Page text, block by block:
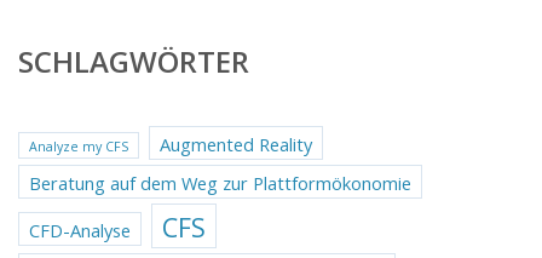
SCHLAGWÖRTER
Analyze my CFS
Augmented Reality
Beratung auf dem Weg zur Plattformökonomie
CFD-Analyse
CFS